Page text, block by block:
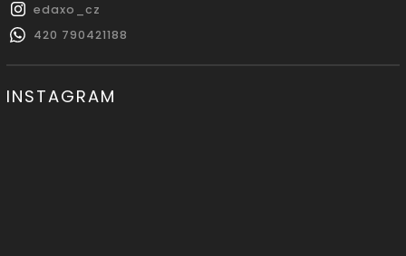
edaxo_cz
420 790421188
INSTAGRAM